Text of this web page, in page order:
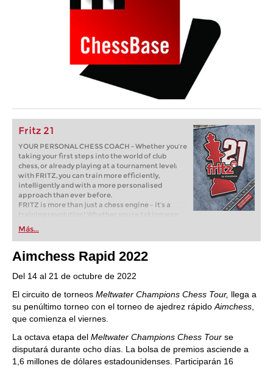
Fritz 21
YOUR PERSONAL CHESS COACH - Whether you’re
taking your first steps into the world of club
chess, or already playing at a tournament level:
with FRITZ, you can train more efficiently,
intelligently and with a more personalised
approach than ever before.
FRITZ is more than just a chess engine – it’s a
training revolution! Whether you’re taking your
first steps into the world of club chess, or already
playing at a tournament level: with FRITZ, you can
train more efficiently, intelligently and with a
more personalised approach than ever before.
Más...
Aimchess Rapid 2022
Del 14 al 21 de octubre de 2022
El circuito de torneos Meltwater Champions Chess Tour, llega a
su penúltimo torneo con el torneo de ajedrez rápido Aimchess
que comienza el viernes.
La octava etapa del Meltwater Champions Chess Tour se
disputará durante ocho días. La bolsa de premios asciende a
1,6 millones de dólares estadounidenses. Participarán 16